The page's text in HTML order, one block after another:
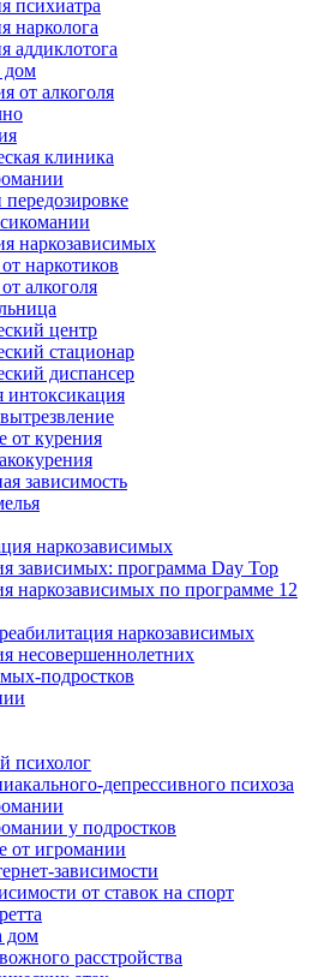
психиатра
нарколога
аддиклотога
дом
от алкоголя
клиника
наркозависимых
наркотиков
алкоголя
центр
стационар
диспансер
интоксикация
от курения
зависимость
наркозависимых
зависимых: программа Day Top
наркозависимых по программе 12
наркозависимых
несовершеннолетних
подростков
психолог
депрессивного психоза
у подростков
от игромании
зависимости
от ставок на спорт
дом
расстройства